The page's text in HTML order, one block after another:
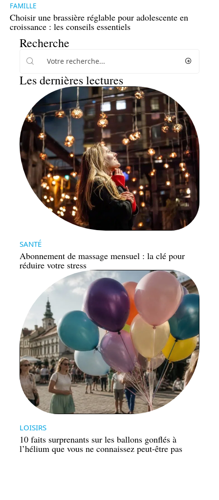
FAMILLE
Choisir une brassière réglable pour adolescente en
croissance : les conseils essentiels
Recherche
Les dernières lectures
SANTÉ
Abonnement de massage mensuel : la clé pour
réduire votre stress
LOISIRS
10 faits surprenants sur les ballons gonflés à
l’hélium que vous ne connaissez peut-être pas